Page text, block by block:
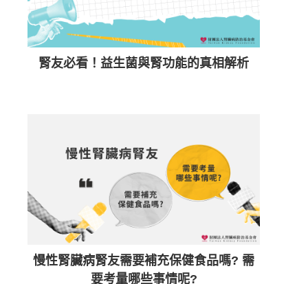
腎友必看！益生菌與腎功能的真相解析
慢性腎臟病腎友需要補充保健食品嗎? 需
要考量哪些事情呢?